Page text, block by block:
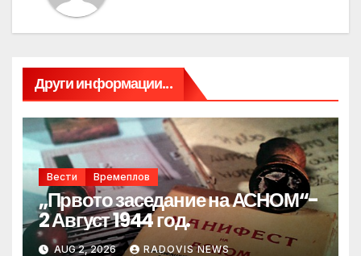
Други информации...
Вести Времеплов
„Првото заседание на АСНОМ“-
2 Август 1944 год.
AUG 2, 2026 RADOVIS NEWS